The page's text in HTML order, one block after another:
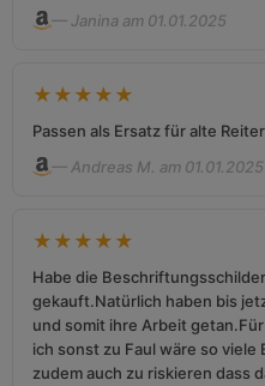
— Janina am 01.01.2025
★ ★ ★ ★ ★
Passen als Ersatz für alte
— Andreas M. am 01.01.2025
★ ★ ★ ★ ★
Habe die
gekauft.Natürlich haben bis
und somit ihre Arbeit
ich sonst zu Faul wäre so
zudem auch zu riskieren dass